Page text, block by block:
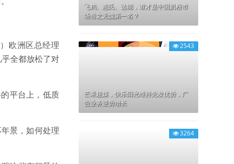
欧洲区总经理
全都放松了对
平台上，低质
景，如何处理
飞鹤、惠氏、达能，谁才是中国奶粉市
场当之无愧第一名？
2543
芒果超媒，快乐阳光维持先发优势，广
告业务逆势增长
3264